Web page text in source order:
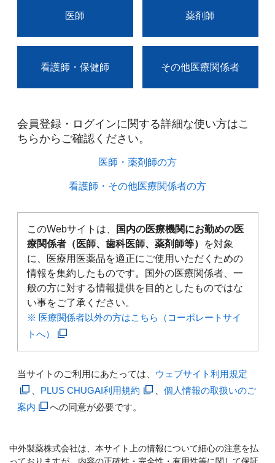
医師 薬剤師
看護師・保健師 その他医療関係者
会員登録・ログインに関する詳細な使い方はこ
ちらからご確認ください。​
医師・薬剤師の方​
看護師・その他医療関係者の方​
このWebサイトは、
国内の医療機関にお勤めの医
療関係者（医師、歯科医師、薬剤師等）
を対象
に、医療用医薬品を適正にご使用いただくための
情報を集約したものです。国外の医療関係者、一
般の方に対する情報提供を目的としたものではな
い事をご了承ください。
※ 医療関係者以外の方はこちら（コーポレートサイ
トへ）
当サイトのご利用にあたっては、 ウェブサイト利用規定
PLUS CHUGAI利用規約
個人情報の取扱いのご
案内
への同意が必要です。
中外製薬株式会社は、本サイト上の情報について細心の注意を払
っておりますが、内容の正確性・完全性・有用性等に関して保証